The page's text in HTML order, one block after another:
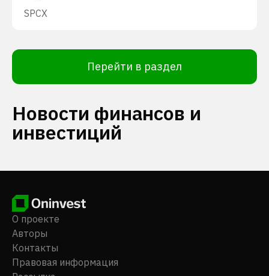
SPCX
Перейти в раздел
Новости финансов и
инвестиций
О проекте
Авторы
Контакты
Правовая информация